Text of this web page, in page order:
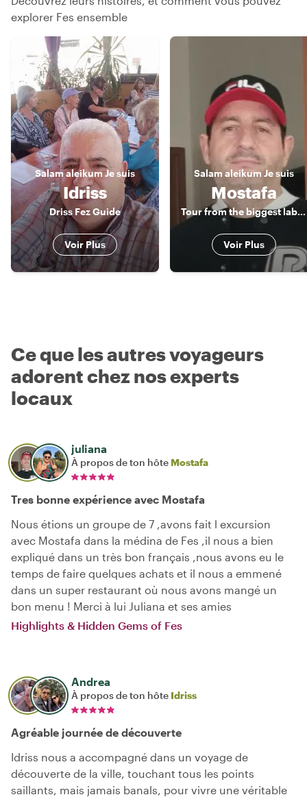
explorer Fes ensemble
Salam aleikumJe suis
Idriss
Driss Fez Guide
Voir Plus
Salam aleikum Je suis
Mostafa
Tour from the biggest labyrinth in the world
Voir Plus
Ce que les autres voyageurs
adorent chez nos experts
locaux
juliana
À propos de ton hôte Mostafa
Tres bonne expérience avec Mostafa
Nous étions un groupe de 7 ,avons fait l excursion
avec Mostafa dans la médina de Fes ,il nous a bien
expliqué dans un très bon français ,nous avons eu le
temps de faire quelques achats et il nous a emmené
dans un super restaurant où nous avons mangé un
bon menu ! Merci à lui Juliana et ses amies
Highlights & Hidden Gems of Fes
Andrea
À propos de ton hôte Idriss
Agréable journée de découverte
Idriss nous a accompagné dans un voyage de
découverte de la ville, touchant tous les points
saillants, mais jamais banals, pour vivre une véritable